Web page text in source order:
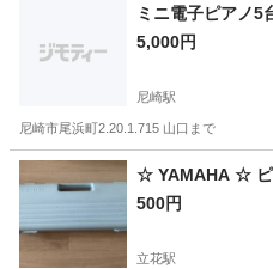
ミニ電子ピアノ5
5,000円
尼崎駅
尼崎市尾浜町2.20.1.715 山口まで
兵庫 尼崎市 電子楽器
☆ YAMAHA ☆ ピ
500円
立花駅